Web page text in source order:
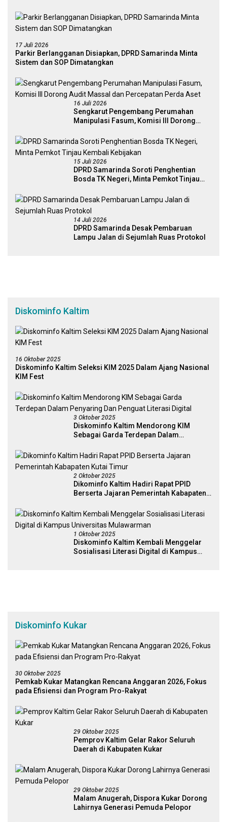
17 Juli 2026
Parkir Berlangganan Disiapkan, DPRD Samarinda Minta
Sistem dan SOP Dimatangkan
16 Juli 2026
Sengkarut Pengembang Perumahan
Manipulasi Fasum, Komisi III Dorong
15 Juli 2026
DPRD Samarinda Soroti Penghentian
Bosda TK Negeri, Minta Pemkot Tinjau
14 Juli 2026
DPRD Samarinda Desak Pembaruan
Lampu Jalan di Sejumlah Ruas Protokol
Diskominfo Kaltim
16 Oktober 2025
Diskominfo Kaltim Seleksi KIM 2025 Dalam Ajang Nasional
KIM Fest
3 Oktober 2025
Diskominfo Kaltim Mendorong KIM
Sebagai Garda Terdepan Dalam
2 Oktober 2025
Dikominfo Kaltim Hadiri Rapat PPID
Berserta Jajaran Pemerintah Kabapaten
1 Oktober 2025
Diskominfo Kaltim Kembali Menggelar
Sosialisasi Literasi Digital di Kampus
Diskominfo Kukar
30 Oktober 2025
Pemkab Kukar Matangkan Rencana Anggaran 2026, Fokus
pada Efisiensi dan Program Pro-Rakyat
29 Oktober 2025
Pemprov Kaltim Gelar Rakor Seluruh
Daerah di Kabupaten Kukar
29 Oktober 2025
Malam Anugerah, Dispora Kukar Dorong
Lahirnya Generasi Pemuda Pelopor